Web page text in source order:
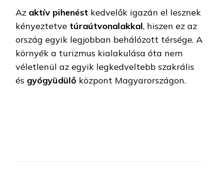
Az aktív pihenést kedvelők igazán el lesznek
kényeztetve túraútvonalakkal, hiszen ez az
ország egyik legjobban behálózott térsége. A
környék a turizmus kialakulása óta nem
véletlenül az egyik legkedveltebb szakrális
és gyógyüdülő központ Magyarországon.